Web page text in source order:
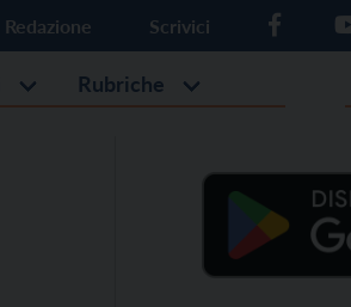
Redazione Scrivici
Rubriche